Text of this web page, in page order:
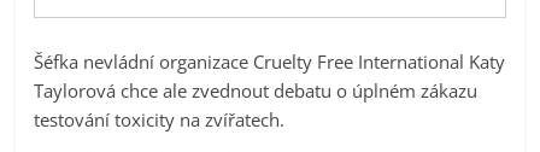
Šéfka nevládní organizace Cruelty Free International Katy
Taylorová chce ale zvednout debatu o úplném zákazu
testování toxicity na zvířatech.